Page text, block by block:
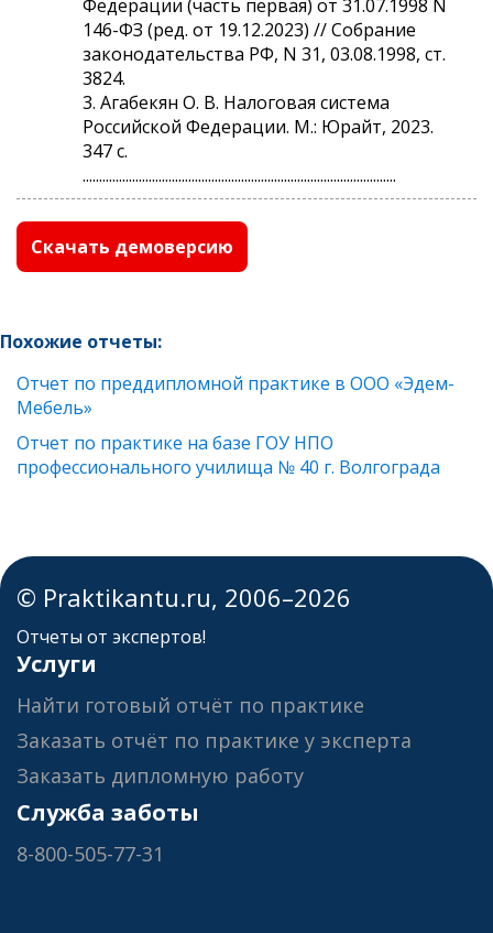
Федерации (часть первая) от 31.07.1998 N
146-ФЗ (ред. от 19.12.2023) // Собрание
законодательства РФ, N 31, 03.08.1998, ст.
3824.
3. Агабекян О. В. Налоговая система
Российской Федерации. М.: Юрайт, 2023.
347 с.
...............................................................................................
Скачать демоверсию
Похожие отчеты:
Отчет по преддипломной практике в ООО «Эдем-
Мебель»
Отчет по практике на базе ГОУ НПО
профессионального училища № 40 г. Волгограда
© Praktikantu.ru, 2006–2026
Отчеты от экспертов!
Услуги
Найти готовый отчёт по практике
Заказать отчёт по практике у эксперта
Заказать дипломную работу
Служба заботы
8-800-505-77-31